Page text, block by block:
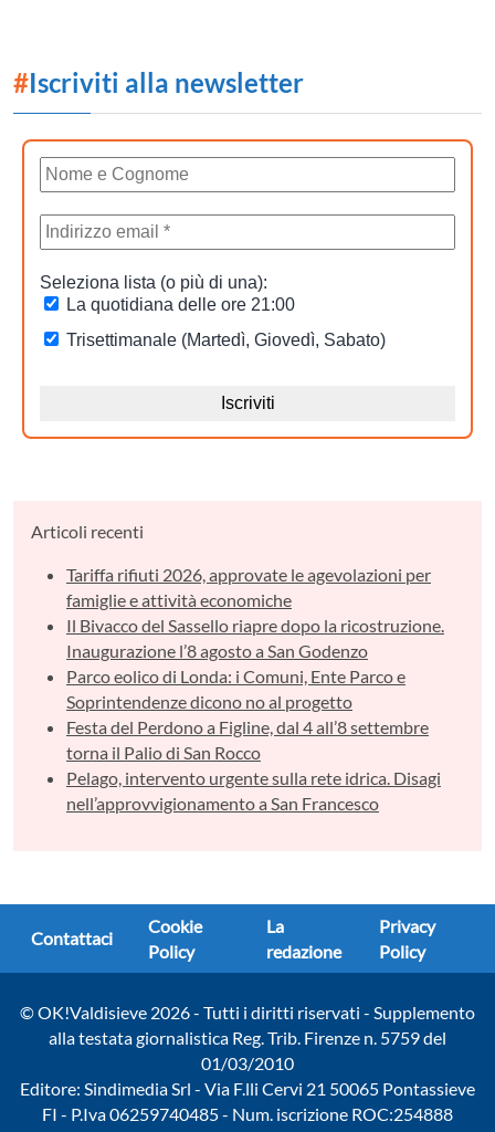
#Iscriviti alla newsletter
Articoli recenti
Tariffa rifiuti 2026, approvate le agevolazioni per
famiglie e attività economiche
Il Bivacco del Sassello riapre dopo la ricostruzione.
Inaugurazione l’8 agosto a San Godenzo
Parco eolico di Londa: i Comuni, Ente Parco e
Soprintendenze dicono no al progetto
Festa del Perdono a Figline, dal 4 all’8 settembre
torna il Palio di San Rocco
Pelago, intervento urgente sulla rete idrica. Disagi
nell’approvvigionamento a San Francesco
Contattaci
Cookie
Policy
La
redazione
Privacy
Policy
© OK!Valdisieve 2026 - Tutti i diritti riservati - Supplemento
alla testata giornalistica Reg. Trib. Firenze n. 5759 del
01/03/2010
Editore: Sindimedia Srl - Via F.lli Cervi 21 50065 Pontassieve
FI - P.Iva 06259740485 - Num. iscrizione ROC:254888